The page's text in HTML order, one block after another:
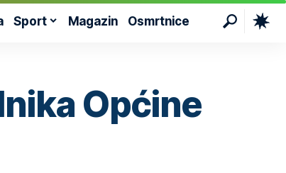
Sport Magazin Osmrtnice
Općine